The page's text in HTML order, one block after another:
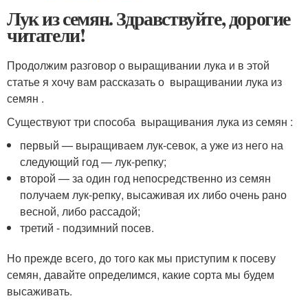
Лук из семян. Здравствуйте, дорогие
читатели!
Продолжим разговор о выращивании лука и в этой
статье я хочу вам рассказать о выращивании лука из
семян .
Существуют три способа выращивания лука из семян :
первый — выращиваем лук-севок, а уже из него на
следующий год — лук-репку;
второй — за один год непосредственно из семян
получаем лук-репку, высаживая их либо очень рано
весной, либо рассадой;
третий - подзимний посев.
Но прежде всего, до того как мы приступим к посеву
семян, давайте определимся, какие сорта мы будем
высаживать.